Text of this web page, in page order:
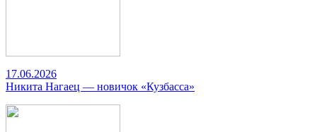
17.06.2026
Никита Нагаец — новичок «Кузбасса»